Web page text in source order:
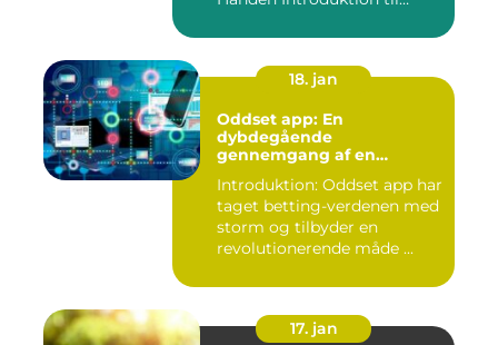
18. jan
Oddset app: En
dybdegående
gennemgang af en
Introduktion: Oddset app har
taget betting-verdenen med
storm og tilbyder en
revolutionerende måde ...
17. jan